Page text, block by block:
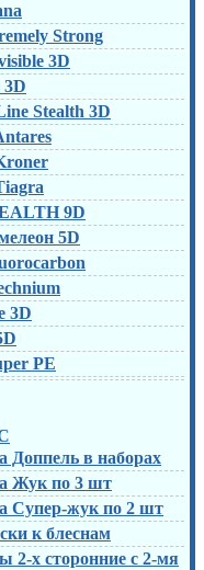
Strong
3D
3D
Stealth 3D
9D
5D
3D
PE
Доппель в наборах
Жук по 3 шт
Супер-жук по 2 шт
к блеснам
2-х сторонние с 2-мя